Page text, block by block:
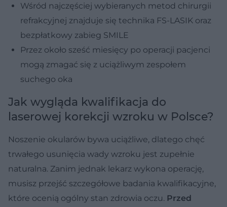
Wśród najczęściej wybieranych metod chirurgii
refrakcyjnej znajduje się technika FS-LASIK oraz
bezpłatkowy zabieg SMILE
Przez około sześć miesięcy po operacji pacjenci
mogą zmagać się z uciążliwym zespołem
suchego oka
Jak wygląda kwalifikacja do
laserowej korekcji wzroku w Polsce?
Noszenie okularów bywa uciążliwe, dlatego chęć
trwałego usunięcia wady wzroku jest zupełnie
naturalna. Zanim jednak lekarz wykona operację,
musisz przejść szczegółowe badania kwalifikacyjne,
które ocenią ogólny stan zdrowia oczu. Przed